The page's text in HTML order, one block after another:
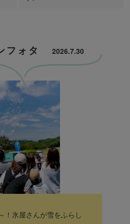
フォタ 2026.7.30
！氷屋さんが雪をふらし